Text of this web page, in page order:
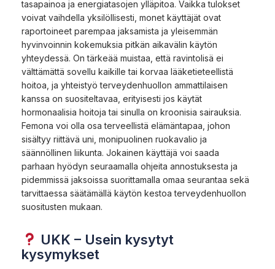
tasapainoa ja energiatasojen ylläpitoa. Vaikka tulokset
voivat vaihdella yksilöllisesti, monet käyttäjät ovat
raportoineet parempaa jaksamista ja yleisemmän
hyvinvoinnin kokemuksia pitkän aikavälin käytön
yhteydessä. On tärkeää muistaa, että ravintolisä ei
välttämättä sovellu kaikille tai korvaa lääketieteellistä
hoitoa, ja yhteistyö terveydenhuollon ammattilaisen
kanssa on suositeltavaa, erityisesti jos käytät
hormonaalisia hoitoja tai sinulla on kroonisia sairauksia.
Femona voi olla osa terveellistä elämäntapaa, johon
sisältyy riittävä uni, monipuolinen ruokavalio ja
säännöllinen liikunta. Jokainen käyttäjä voi saada
parhaan hyödyn seuraamalla ohjeita annostuksesta ja
pidemmissä jaksoissa suorittamalla omaa seurantaa sekä
tarvittaessa säätämällä käytön kestoa terveydenhuollon
suositusten mukaan.
UKK – Usein kysytyt
kysymykset